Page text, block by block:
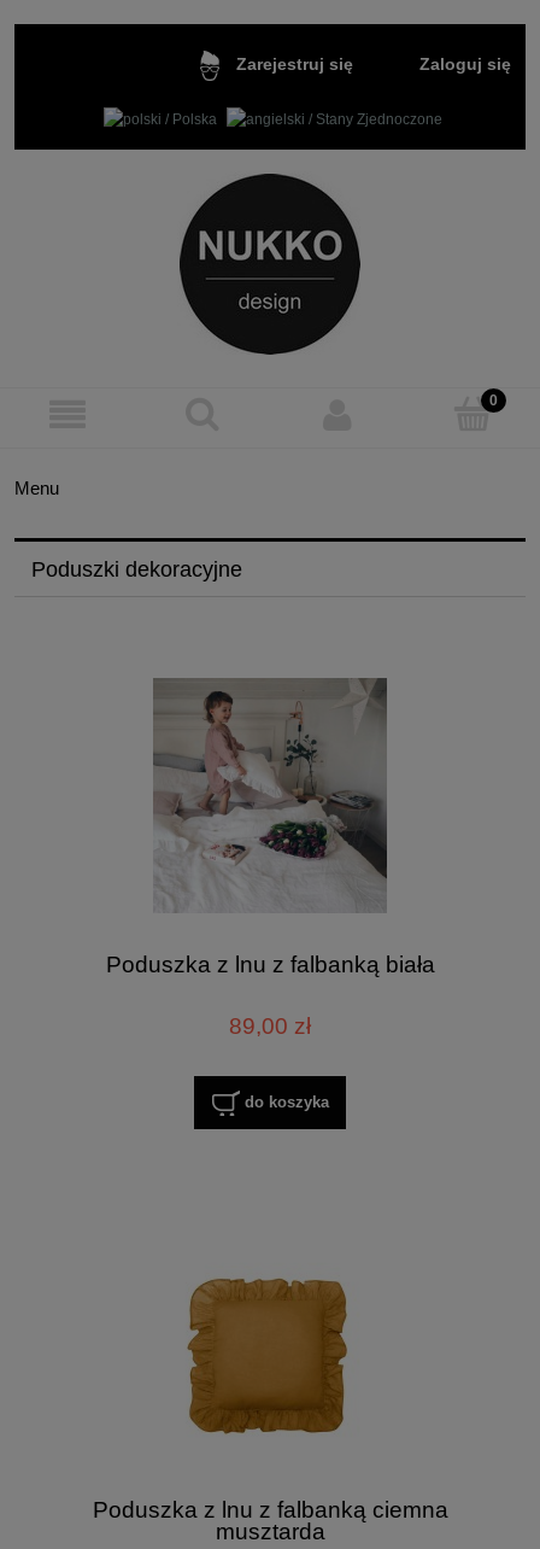
Zarejestruj się Zaloguj się
Menu
Poduszki dekoracyjne
Poduszka z lnu z falbanką biała
89,00 zł
do koszyka
Poduszka z lnu z falbanką ciemna
musztarda